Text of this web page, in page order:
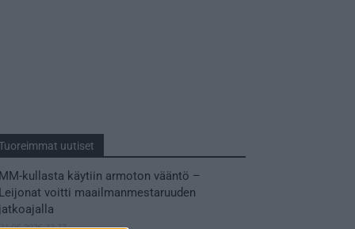
uutiset
MM-kullasta käytiin armoton vääntö –
Leijonat voitti maailmanmestaruuden
jatkoajalla